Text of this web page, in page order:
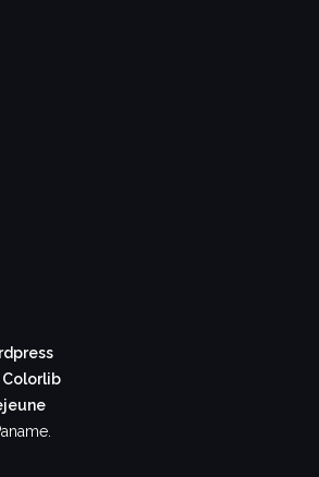
Colorlib